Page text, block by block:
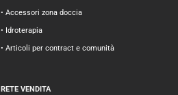
• Accessori zona doccia
• Idroterapia
• Articoli per contract e comunità
RETE VENDITA